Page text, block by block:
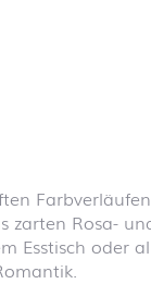
zarten Rosa-
oder